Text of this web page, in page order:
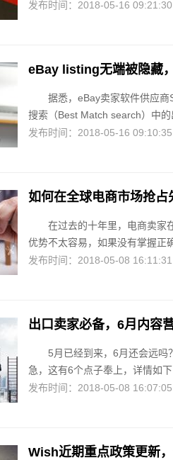
发布时间：2018-05-16 09:21:30
eBay listing无端被隐藏
据悉，eBay卖家软件供应
搜索（Best Match search）中的
发布时间：2018-05-16 09:10:35
如何在全球电商市场抢
在过去的十年里，电商卖家
优势不太容易，如果没有掌握正
发布时间：2018-05-08 16:11:31
出口卖家必备，6月内容
5月已经到来，6月还会远吗
急，这有6个点子奉上，详情如
发布时间：2018-05-08 16:07:05
Wish近期重点政策更新